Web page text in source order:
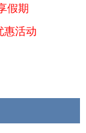
假期
惠活动